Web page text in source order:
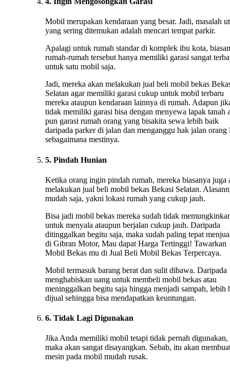
Mobil merupakan kendaraan yang besar. Jadi, masalah
yang sering ditemukan adalah mencari tempat parkir.
Apalagi untuk rumah standar di komplek ibu kota,
rumah-rumah tersebut hanya memiliki garasi sangat
untuk satu mobil saja.
Jadi, mereka akan melakukan jual beli mobil bekas
Selatan agar memiliki garasi cukup untuk mobil terbaru
mereka ataupun kendaraan lainnya di rumah. Adapun
tidak memiliki garasi bisa dengan menyewa lapak tanah
pun garasi rumah orang yang bisakita sewa lebih baik
daripada parker di jalan dan menganggu hak jalan orang
sebagaimana mestinya.
5. Pindah Hunian
Ketika orang ingin pindah rumah, mereka biasanya juga
melakukan jual beli mobil bekas Bekasi Selatan.
mudah saja, yakni lokasi rumah yang cukup jauh.
Bisa jadi mobil bekas mereka sudah tidak
untuk menyala ataupun berjalan cukup jauh. Daripada
ditinggalkan begitu saja, maka sudah paling tepat
di Gibran Motor, Mau dapat Harga Tertinggi! Tawarkan
Mobil Bekas mu di Jual Beli Mobil Bekas Terpercaya.
Mobil termasuk barang berat dan sulit dibawa. Daripada
menghabiskan uang untuk membeli mobil bekas atau
meninggalkan begitu saja hingga menjadi sampah, lebih
dijual sehingga bisa mendapatkan keuntungan.
6. Tidak Lagi Digunakan
Jika Anda memiliki mobil tetapi tidak pernah digunakan,
maka akan sangat disayangkan. Sebab, itu akan
mesin pada mobil mudah rusak.